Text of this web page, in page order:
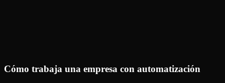
Cómo trabaja una empresa con automatización